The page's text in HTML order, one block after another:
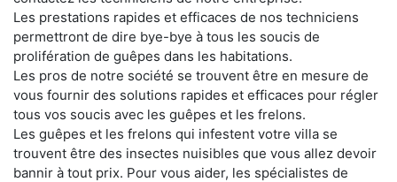
Les prestations rapides et efficaces de nos techniciens
permettront de dire bye-bye à tous les soucis de
prolifération de guêpes dans les habitations.
Les pros de notre société se trouvent être en mesure de
vous fournir des solutions rapides et efficaces pour régler
tous vos soucis avec les guêpes et les frelons.
Les guêpes et les frelons qui infestent votre villa se
trouvent être des insectes nuisibles que vous allez devoir
bannir à tout prix. Pour vous aider, les spécialistes de